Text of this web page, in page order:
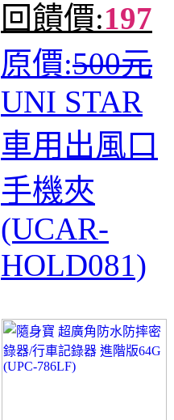
回饋價:197
原價:500元
UNI STAR
車用出風口
手機夾
(UCAR-
HOLD081)